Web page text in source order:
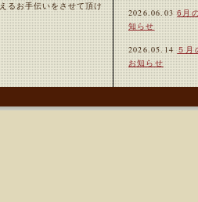
るお手伝いをさせて頂け
2026.06.03 6月
知らせ
2026.05.14 ５月
お知らせ